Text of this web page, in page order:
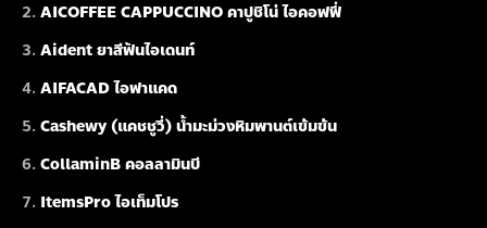
AICOFFEE CAPPUCCINO คาปูชิโน่ ไอคอฟฟี่
Aident ยาสีฟันไอเดนท์
AIFACAD ไอฟาแคด
Cashewy (แคชชูวี่) น้ำมะม่วงหิมพานต์เข้มข้น
CollaminB คอลลามินบี
ItemsPro ไอเท็มโปร